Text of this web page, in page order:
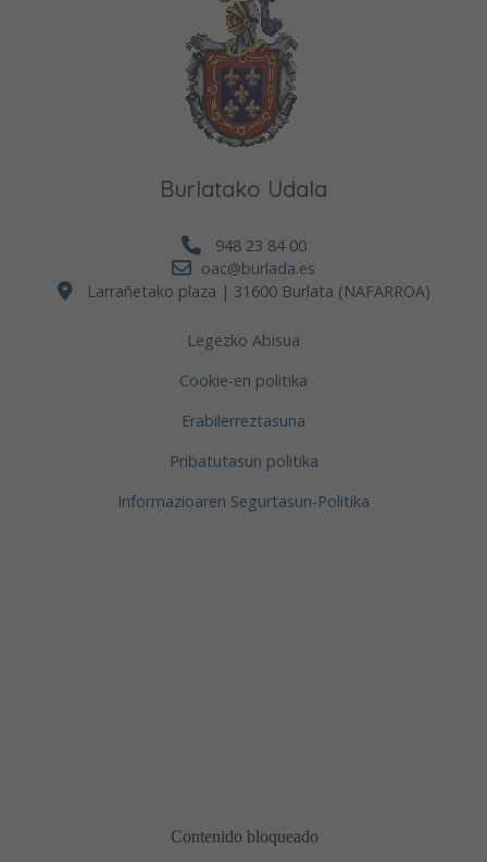
Burlatako Udala
948 23 84 00
oac@burlada.es
Larrañetako plaza | 31600 Burlata (NAFARROA)
Legezko Abisua
Cookie-en politika
Erabilerreztasuna
Pribatutasun politika
Informazioaren Segurtasun-Politika